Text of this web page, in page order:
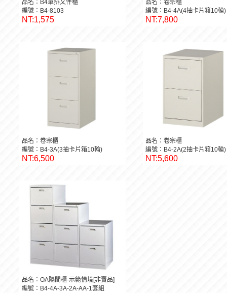
品名：B4單排文件櫃
編號：B4-8103
NT:1,575
品名：卷宗櫃
編號：B4-4A(4抽卡片箱10輪)
NT:7,800
品名：卷宗櫃
編號：B4-3A(3抽卡片箱10輪)
NT:6,500
品名：卷宗櫃
編號：B4-2A(2抽卡片箱10輪)
NT:5,600
品名：OA隔間櫃-示範情境[非賣品]
編號：B4-4A-3A-2A-AA-1套組